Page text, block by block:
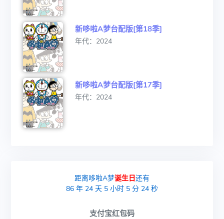
新哆啦A梦台配版[第18季]
年代：2024
新哆啦A梦台配版[第17季]
年代：2024
距离哆啦A梦诞生日还有
86 年24 天5 小时5 分23 秒
支付宝红包码